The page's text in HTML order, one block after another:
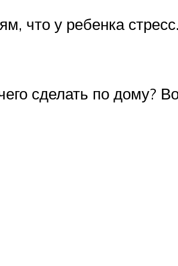
что у ребенка стресс.
сделать по дому?